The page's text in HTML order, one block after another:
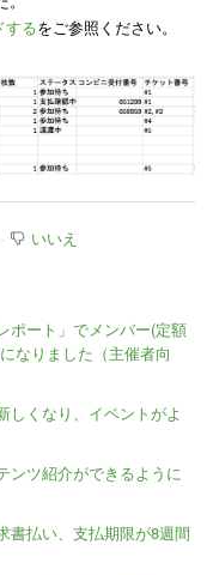
するをご参照ください。
いいえ
ポート」でメンバー(定額
なりました（主催者向
しくなり、イベントがよ
ンツ紹介ができるように
書払い、支払期限が8週間